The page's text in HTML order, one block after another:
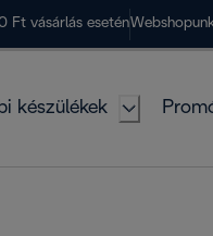
Ft vásárlás esetén
készülékek